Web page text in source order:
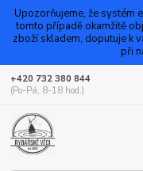
Upozorňujeme, že systém
tomto případě okamžitě
zboží skladem, doputuje k
při
+420 732 380 844
(Po-Pá, 8-18 hod.)